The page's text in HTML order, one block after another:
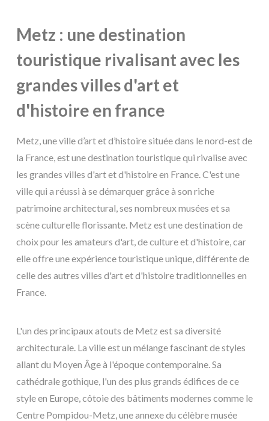
Metz : une destination
touristique rivalisant avec les
grandes villes d'art et
d'histoire en france
Metz, une ville d’art et d’histoire située dans le nord-est de
la France, est une destination touristique qui rivalise avec
les grandes villes d'art et d'histoire en France. C'est une
ville qui a réussi à se démarquer grâce à son riche
patrimoine architectural, ses nombreux musées et sa
scène culturelle florissante. Metz est une destination de
choix pour les amateurs d'art, de culture et d'histoire, car
elle offre une expérience touristique unique, différente de
celle des autres villes d'art et d'histoire traditionnelles en
France.
L'un des principaux atouts de Metz est sa diversité
architecturale. La ville est un mélange fascinant de styles
allant du Moyen Âge à l'époque contemporaine. Sa
cathédrale gothique, l'un des plus grands édifices de ce
style en Europe, côtoie des bâtiments modernes comme le
Centre Pompidou-Metz, une annexe du célèbre musée